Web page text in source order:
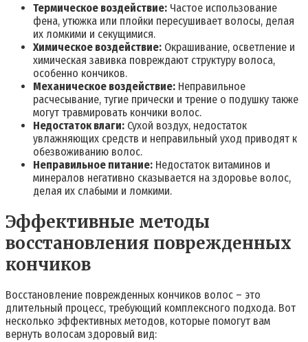
Термическое воздействие: Частое использование
фена, утюжка или плойки пересушивает волосы, делая
их ломкими и секущимися.
Химическое воздействие: Окрашивание, осветление и
химическая завивка повреждают структуру волоса,
особенно кончиков.
Механическое воздействие: Неправильное
расчесывание, тугие прически и трение о подушку также
могут травмировать кончики волос.
Недостаток влаги: Сухой воздух, недостаток
увлажняющих средств и неправильный уход приводят к
обезвоживанию волос.
Неправильное питание: Недостаток витаминов и
минералов негативно сказывается на здоровье волос,
делая их слабыми и ломкими.
Эффективные методы
восстановления поврежденных
кончиков
Восстановление поврежденных кончиков волос – это
длительный процесс, требующий комплексного подхода. Вот
несколько эффективных методов, которые помогут вам
вернуть волосам здоровый вид: